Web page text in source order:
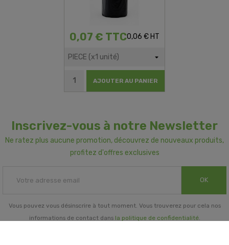
0,07 € TTC0,06 € HT
AJOUTER AU PANIER
Inscrivez-vous à notre Newsletter
Ne ratez plus aucune promotion, découvrez de nouveaux produits,
profitez d'offres exclusives
OK
Vous pouvez vous désinscrire à tout moment. Vous trouverez pour cela nos
informations de contact dans la politique de confidentialité.